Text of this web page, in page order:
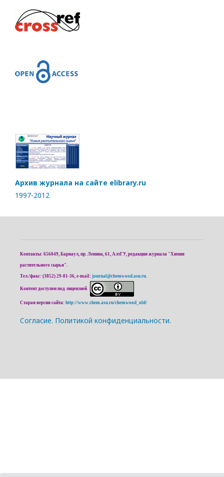
Архив журнала на сайте elibrary.ru
1997-2012
Контакты: 656049, Барнаул, пр. Ленина, 61, АлтГУ, редакция журнала "Химия
растительного сырья".
Тел./факс: (3852) 29-81-36, e-mail: journal@chemwood.asu.ru.
Контент доступен под лицензией
Старая версия сайта: http://www.chem.asu.ru/chemwood_old/
Cогласие. Политикой конфиденциальности.